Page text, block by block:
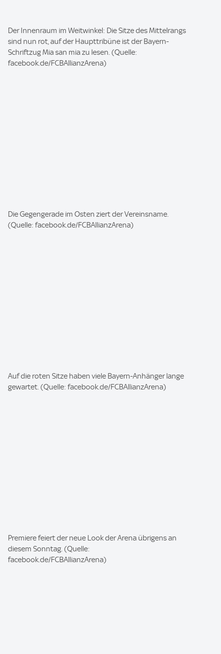
I
m
a
g
Der Innenraum im Weitwinkel: Die Sitze des Mittelrangs
sind nun rot, auf der Haupttribüne ist der Bayern-
Schriftzug Mia san mia zu lesen. (Quelle:
facebook.de/FCBAllianzArena)
I
m
Die Gegengerade im Osten ziert der Vereinsname.
(Quelle: facebook.de/FCBAllianzArena)
I
m
Auf die roten Sitze haben viele Bayern-Anhänger lange
gewartet. (Quelle: facebook.de/FCBAllianzArena)
I
m
a
Premiere feiert der neue Look der Arena übrigens an
diesem Sonntag. (Quelle:
facebook.de/FCBAllianzArena)